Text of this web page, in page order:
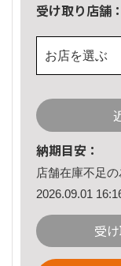
受け取り店舗：
お店を選ぶ
納期目安：
店舗在庫不足
2026.09.01
受